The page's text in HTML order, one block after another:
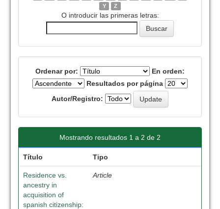
Y
Z
O introducir las primeras letras:
Ordenar por:
En orden:
Resultados por página
Autor/Registro:
Mostrando resultados 1 a 2 de 2
Título Tipo
Residence vs.
ancestry in
acquisition of
spanish citizenship:
Article